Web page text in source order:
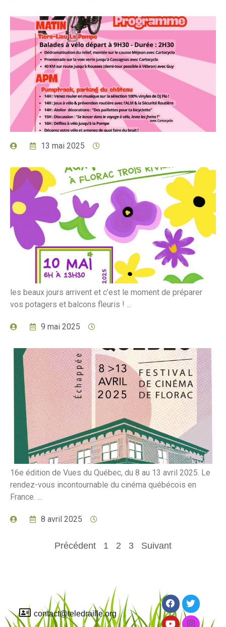
13 mai 2025
les beaux jours arrivent et c’est le moment de préparer
vos potagers et balcons fleuris ! ...
9 mai 2025
16e édition de Vues du Québec, du 8 au 13 avril 2025. Le
rendez-vous incontournable du cinéma québécois en
France. ...
8 avril 2025
Précédent 1 2 3 Suivant
contact@teledraille.org